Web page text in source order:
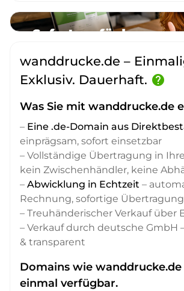
wanddrucke.de –
Exklusiv. Dauerhaft. help
Was Sie mit wanddrucke.de
– Eine .de-Domain aus
einprägsam, sofort einsetzbar
– Vollständige Übertragung in
kein Zwischenhändler, keine
– Abwicklung in Echtzeit –
Rechnung, sofortige Übertragung
– Treuhänderischer Verkauf über
– Verkauf durch deutsche GmbH
& transparent
Domains wie
einmal verfügbar.